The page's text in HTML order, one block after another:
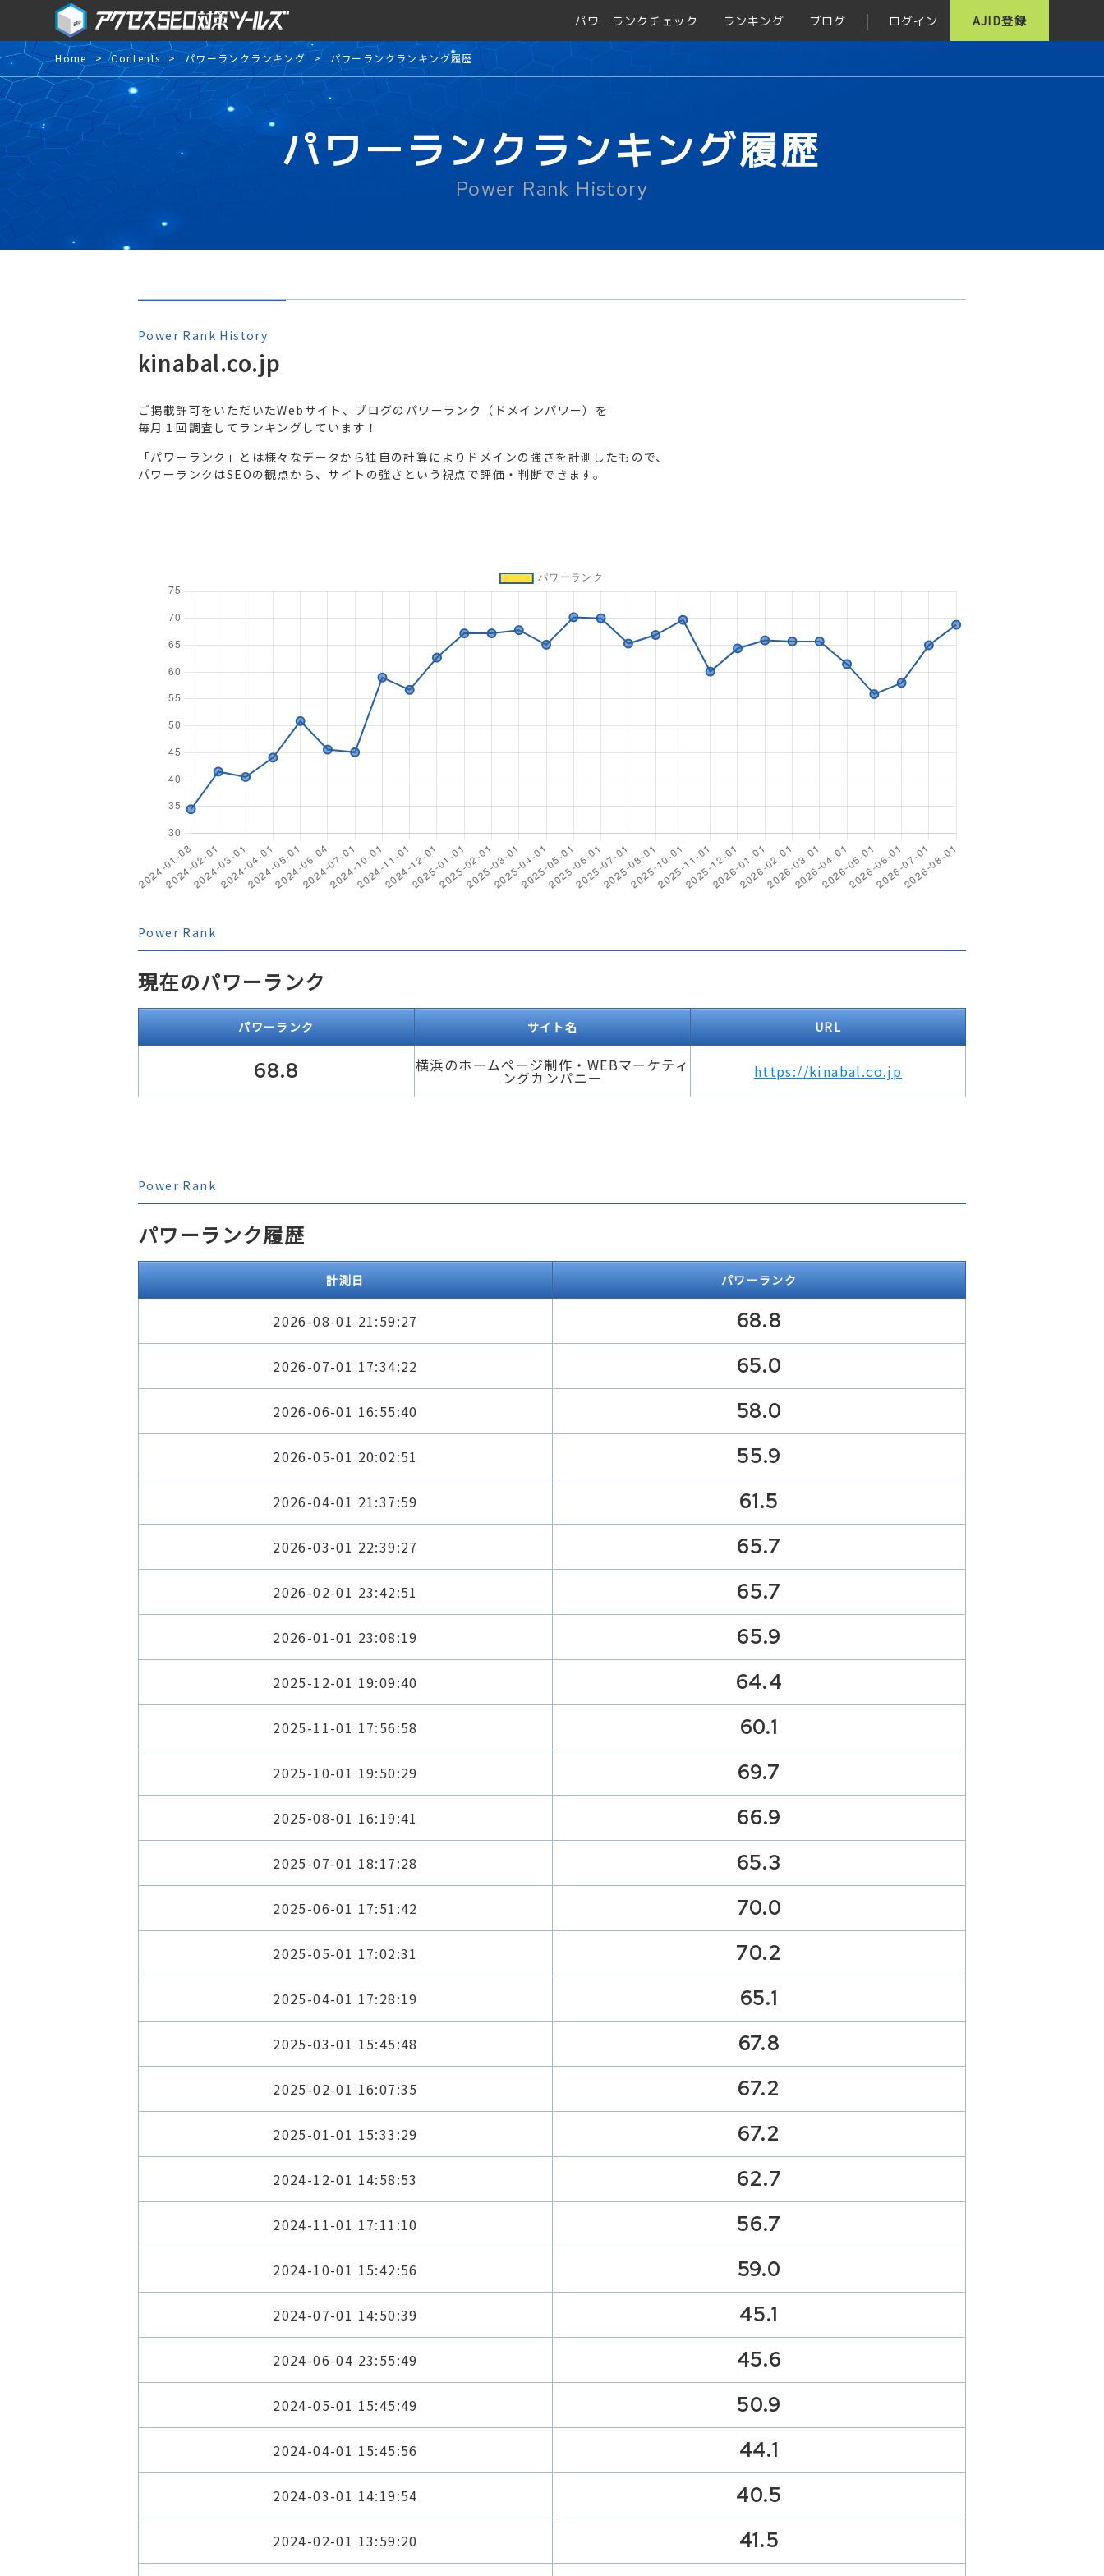
パワーランクチェック ランキング ブログ ログイン AJID登録
Home Contents パワーランクランキング パワーランクランキング履歴
パワーランクランキング履歴
Power Rank History
Power Rank History
kinabal.co.jp
ご掲載許可をいただいたWebサイト、ブログのパワーランク（ドメインパワー）を
毎月１回調査してランキングしています！
「パワーランク」とは様々なデータから独自の計算によりドメインの強さを計測したもので、
パワーランクはSEOの観点から、サイトの強さという視点で評価・判断できます。
Power Rank
現在のパワーランク
パワーランク サイト名 URL
68.8 横浜のホームページ制作・WEBマーケティ
ングカンパニー https://kinabal.co.jp
Power Rank
パワーランク履歴
計測日 パワーランク
2026-08-01 21:59:27 68.8
2026-07-01 17:34:22 65.0
2026-06-01 16:55:40 58.0
2026-05-01 20:02:51 55.9
2026-04-01 21:37:59 61.5
2026-03-01 22:39:27 65.7
2026-02-01 23:42:51 65.7
2026-01-01 23:08:19 65.9
2025-12-01 19:09:40 64.4
2025-11-01 17:56:58 60.1
2025-10-01 19:50:29 69.7
2025-08-01 16:19:41 66.9
2025-07-01 18:17:28 65.3
2025-06-01 17:51:42 70.0
2025-05-01 17:02:31 70.2
2025-04-01 17:28:19 65.1
2025-03-01 15:45:48 67.8
2025-02-01 16:07:35 67.2
2025-01-01 15:33:29 67.2
2024-12-01 14:58:53 62.7
2024-11-01 17:11:10 56.7
2024-10-01 15:42:56 59.0
2024-07-01 14:50:39 45.1
2024-06-04 23:55:49 45.6
2024-05-01 15:45:49 50.9
2024-04-01 15:45:56 44.1
2024-03-01 14:19:54 40.5
2024-02-01 13:59:20 41.5